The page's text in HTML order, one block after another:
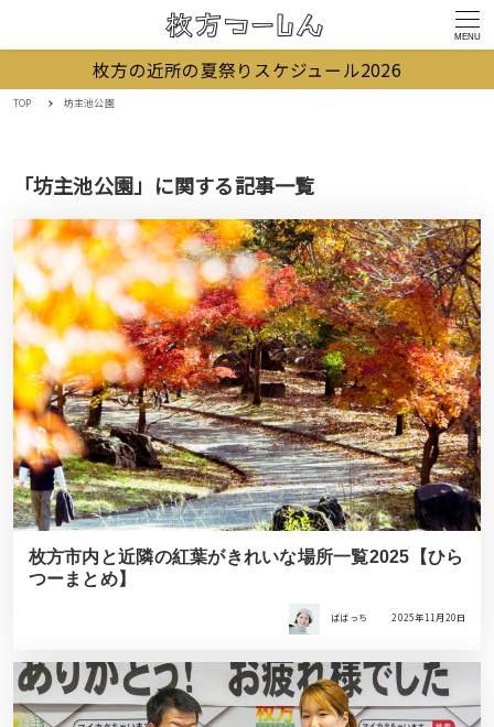
MENU
枚方の近所の夏祭りスケジュール2026
TOP 坊主池公園
「坊主池公園」に関する記事一覧
枚方市内と近隣の紅葉がきれいな場所一覧2025【ひら
つーまとめ】
ばばっち 2025年11月20日